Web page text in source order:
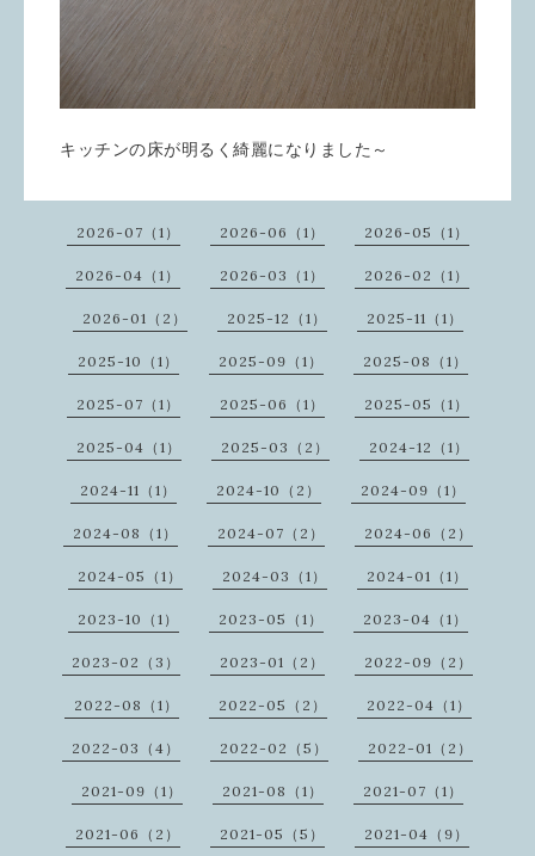
キッチンの床が明るく綺麗になりました～
2026-07（1） 2026-06（1） 2026-05（1）
2026-04（1） 2026-03（1） 2026-02（1）
2026-01（2） 2025-12（1） 2025-11（1）
2025-10（1） 2025-09（1） 2025-08（1）
2025-07（1） 2025-06（1） 2025-05（1）
2025-04（1） 2025-03（2） 2024-12（1）
2024-11（1） 2024-10（2） 2024-09（1）
2024-08（1） 2024-07（2） 2024-06（2）
2024-05（1） 2024-03（1） 2024-01（1）
2023-10（1） 2023-05（1） 2023-04（1）
2023-02（3） 2023-01（2） 2022-09（2）
2022-08（1） 2022-05（2） 2022-04（1）
2022-03（4） 2022-02（5） 2022-01（2）
2021-09（1） 2021-08（1） 2021-07（1）
2021-06（2） 2021-05（5） 2021-04（9）